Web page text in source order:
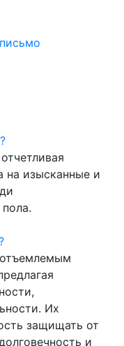
изысканные и
Их
защищать от
и